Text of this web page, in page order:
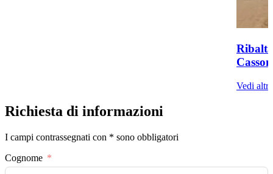
Vedi altro
Richiesta di informazioni
I campi contrassegnati con * sono obbligatori
Cognome